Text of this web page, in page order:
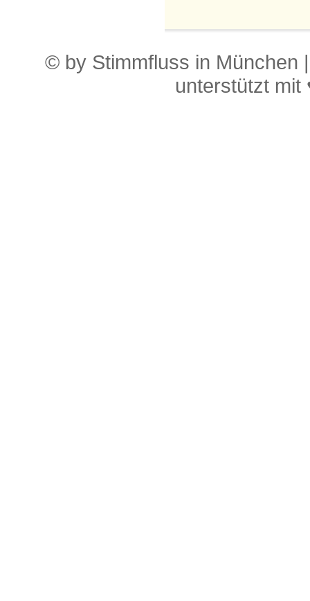
© by Stimmfluss in München
unterstützt